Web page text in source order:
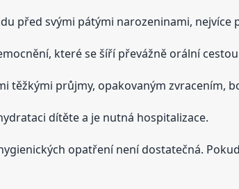
před svými pátými narozeninami, nejvíce
které se šíří převážně orální
těžkými průjmy, opakovaným zvracením,
dítěte a je nutná hospitalizace.
opatření není dostatečná.